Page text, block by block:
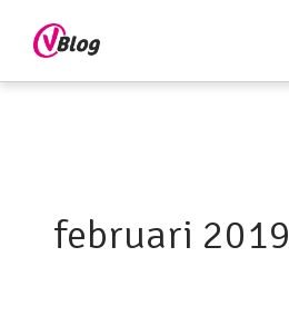
februari 2019